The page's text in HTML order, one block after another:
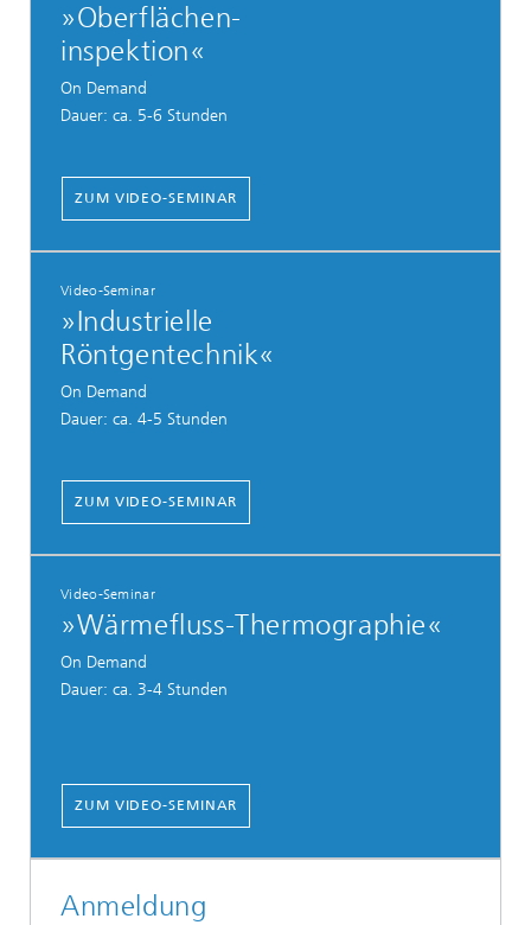
»Oberflächen-
inspektion«
On Demand
Dauer: ca. 5-6 Stunden
ZUM VIDEO-SEMINAR
Video-Seminar
»Industrielle
Röntgentechnik«
On Demand
Dauer: ca. 4-5 Stunden
ZUM VIDEO-SEMINAR
Video-Seminar
»Wärmefluss-Thermographie«
On Demand
Dauer: ca. 3-4 Stunden
ZUM VIDEO-SEMINAR
Anmeldung